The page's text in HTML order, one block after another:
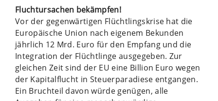
Fluchtursachen bekämpfen!
Vor der gegenwärtigen Flüchtlingskrise hat die
Europäische Union nach eigenem Bekunden
jährlich 12 Mrd. Euro für den Empfang und die
Integration der Flüchtlinge ausgegeben. Zur
gleichen Zeit sind der EU eine Billion Euro wegen
der Kapitalflucht in Steuerparadiese entgangen.
Ein Bruchteil davon würde genügen, alle